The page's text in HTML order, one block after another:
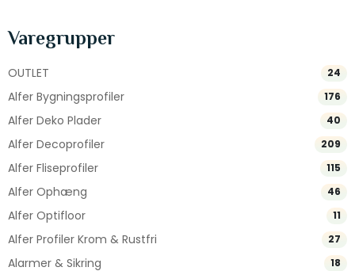
Varegrupper
OUTLET 24
Alfer Bygningsprofiler 176
Alfer Deko Plader 40
Alfer Decoprofiler 209
Alfer Fliseprofiler 115
Alfer Ophæng 46
Alfer Optifloor 11
Alfer Profiler Krom & Rustfri 27
Alarmer & Sikring 18